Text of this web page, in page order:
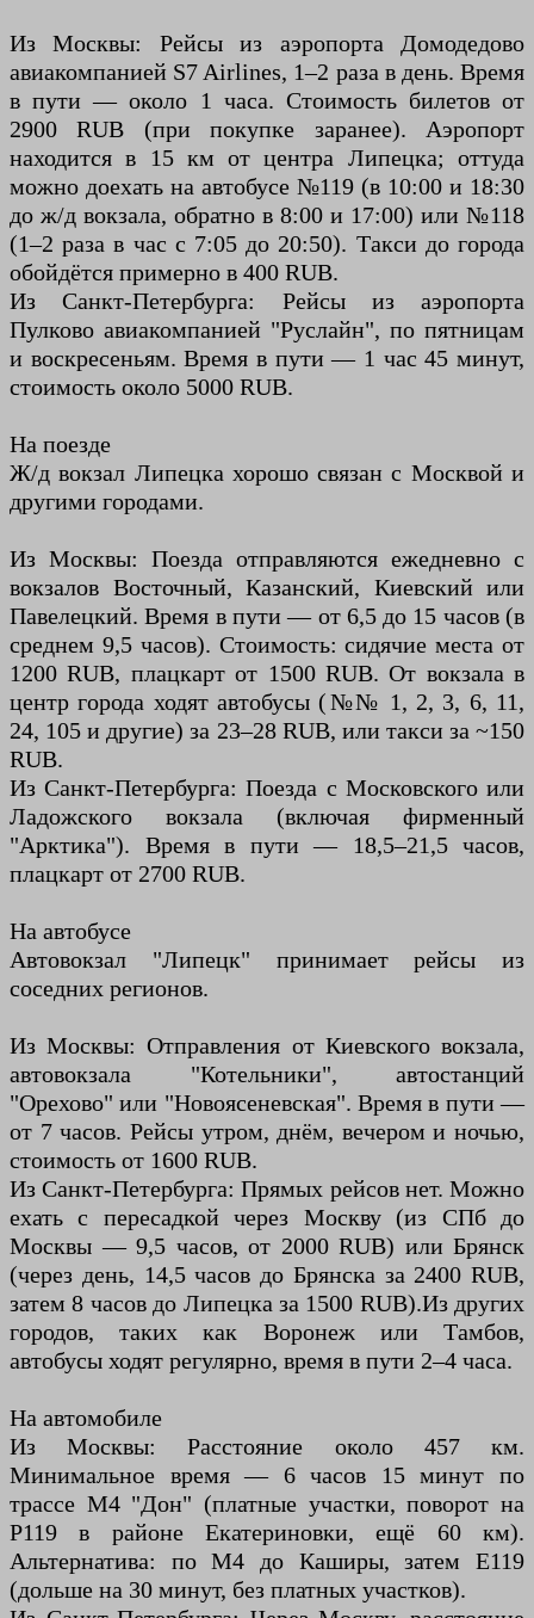
Из Москвы: Рейсы из аэропорта Домодедово
авиакомпанией S7 Airlines, 1–2 раза в день. Время
в пути — около 1 часа. Стоимость билетов от
2900 RUB (при покупке заранее). Аэропорт
находится в 15 км от центра Липецка; оттуда
можно доехать на автобусе №119 (в 10:00 и 18:30
до ж/д вокзала, обратно в 8:00 и 17:00) или №118
(1–2 раза в час с 7:05 до 20:50). Такси до города
обойдётся примерно в 400 RUB.
Из Санкт-Петербурга: Рейсы из аэропорта
Пулково авиакомпанией "Руслайн", по пятницам
и воскресеньям. Время в пути — 1 час 45 минут,
стоимость около 5000 RUB.
На поезде
Ж/д вокзал Липецка хорошо связан с Москвой и
другими городами.
Из Москвы: Поезда отправляются ежедневно с
вокзалов Восточный, Казанский, Киевский или
Павелецкий. Время в пути — от 6,5 до 15 часов (в
среднем 9,5 часов). Стоимость: сидячие места от
1200 RUB, плацкарт от 1500 RUB. От вокзала в
центр города ходят автобусы (№№ 1, 2, 3, 6, 11,
24, 105 и другие) за 23–28 RUB, или такси за ~150
RUB.
Из Санкт-Петербурга: Поезда с Московского или
Ладожского вокзала (включая фирменный
"Арктика"). Время в пути — 18,5–21,5 часов,
плацкарт от 2700 RUB.
На автобусе
Автовокзал "Липецк" принимает рейсы из
соседних регионов.
Из Москвы: Отправления от Киевского вокзала,
автовокзала "Котельники", автостанций
"Орехово" или "Новоясеневская". Время в пути —
от 7 часов. Рейсы утром, днём, вечером и ночью,
стоимость от 1600 RUB.
Из Санкт-Петербурга: Прямых рейсов нет. Можно
ехать с пересадкой через Москву (из СПб до
Москвы — 9,5 часов, от 2000 RUB) или Брянск
(через день, 14,5 часов до Брянска за 2400 RUB,
затем 8 часов до Липецка за 1500 RUB).Из других
городов, таких как Воронеж или Тамбов,
автобусы ходят регулярно, время в пути 2–4 часа.
На автомобиле
Из Москвы: Расстояние около 457 км.
Минимальное время — 6 часов 15 минут по
трассе М4 "Дон" (платные участки, поворот на
Р119 в районе Екатериновки, ещё 60 км).
Альтернатива: по М4 до Каширы, затем Е119
(дольше на 30 минут, без платных участков).